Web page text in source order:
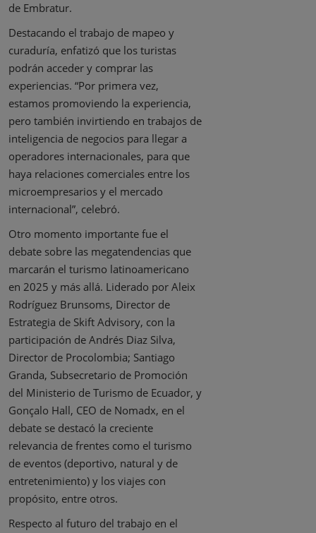
de Embratur.
Destacando el trabajo de mapeo y
curaduría, enfatizó que los turistas
podrán acceder y comprar las
experiencias. “Por primera vez,
estamos promoviendo la experiencia,
pero también invirtiendo en trabajos de
inteligencia de negocios para llegar a
operadores internacionales, para que
haya relaciones comerciales entre los
microempresarios y el mercado
internacional”, celebró.
Otro momento importante fue el
debate sobre las megatendencias que
marcarán el turismo latinoamericano
en 2025 y más allá. Liderado por Aleix
Rodríguez Brunsoms, Director de
Estrategia de Skift Advisory, con la
participación de Andrés Diaz Silva,
Director de Procolombia; Santiago
Granda, Subsecretario de Promoción
del Ministerio de Turismo de Ecuador, y
Gonçalo Hall, CEO de Nomadx, en el
debate se destacó la creciente
relevancia de frentes como el turismo
de eventos (deportivo, natural y de
entretenimiento) y los viajes con
propósito, entre otros.
Respecto al futuro del trabajo en el